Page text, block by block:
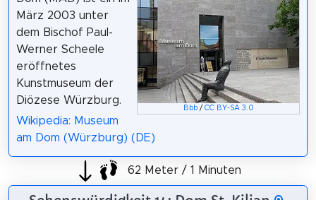
Bbb/ CC BY-SA 3.0
März 2003 unter
dem Bischof Paul-
Werner Scheele
eröffnetes
Kunstmuseum der
Diözese Würzburg.
Wikipedia: Museum
am Dom (Würzburg) (DE)
62 Meter / 1 Minuten